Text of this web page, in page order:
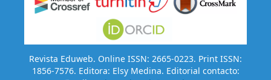
Revista Eduweb. Online ISSN: 2665-0223. Print ISSN:
1856-7576. Editora: Elsy Medina. Editorial contacto: